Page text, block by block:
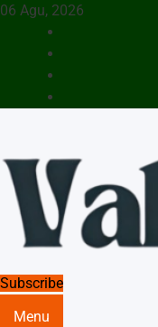
Skip
06 Agu, 2026
Vakansiinfo
Menyajikan Berita Serta
Subscribe
Menu